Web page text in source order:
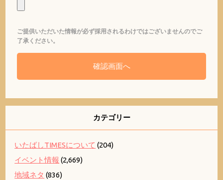
ご提供いただいた情報が必ず採用されるわけではございませんのでご
了承ください。
カテゴリー
いたばしTIMESについて (204)
イベント情報 (2,669)
地域ネタ (836)